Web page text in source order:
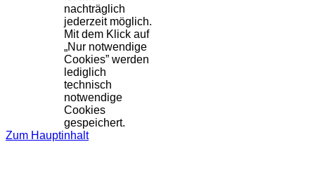
nachträglich
jederzeit möglich.
Mit dem Klick auf
„Nur notwendige
Cookies” werden
lediglich
technisch
notwendige
Cookies
gespeichert.
Zum Hauptinhalt